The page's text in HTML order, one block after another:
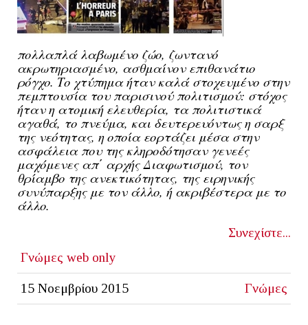
πολλαπλά λαβωμένο ζώο, ζωντανό
ακρωτηριασμένο, ασθμαίνον επιθανάτιο
ρόγχο. Το χτύπημα ήταν καλά στοχευμένο στην
πεμπτουσία του παρισινού πολιτισμού: στόχος
ήταν η ατομική ελευθερία, τα πολιτιστικά
αγαθά, το πνεύμα, και δευτερευόντως η σαρξ
της νεότητας, η οποία εορτάζει μέσα στην
ασφάλεια που της κληροδότησαν γενεές
μαχόμενες απ΄ αρχής Διαφωτισμού, τον
θρίαμβο της ανεκτικότητας, της ειρηνικής
συνύπαρξης με τον άλλο, ή ακριβέστερα με το
άλλο.
Συνεχίστε...
Γνώμες web only
15 Νοεμβρίου 2015 Γνώμες